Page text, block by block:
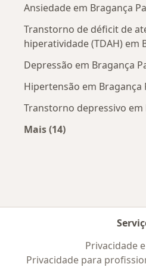
Ansiedade em Bragança
Transtorno de déficit de
hiperatividade (TDAH) em
Depressão em Bragança
Hipertensão em Bragança
Transtorno depressivo em
Mais (14)
Privacidade
Privacidade para